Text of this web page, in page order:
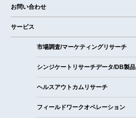
お問い合わせ
サービス
市場調査/マーケティングリサーチ
シンジケートリサーチデータ/DB製品
ヘルスアウトカムリサーチ
フィールドワークオペレーション